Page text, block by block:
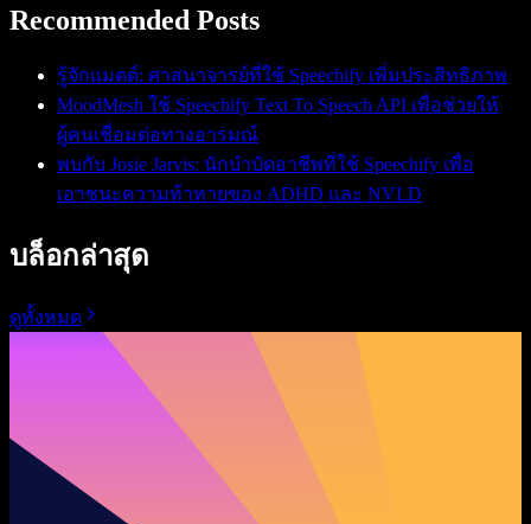
Recommended Posts
รู้จักแมตต์: ศาสนาจารย์ที่ใช้ Speechify เพิ่มประสิทธิภาพ
MoodMesh ใช้ Speechify Text To Speech API เพื่อช่วยให้
ผู้คนเชื่อมต่อทางอารมณ์
พบกับ Josie Jarvis: นักบำบัดอาชีพที่ใช้ Speechify เพื่อ
เอาชนะความท้าทายของ ADHD และ NVLD
บล็อกล่าสุด
ดูทั้งหมด